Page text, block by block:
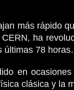
más rápido
ha
últimas 78
en
clásica y la